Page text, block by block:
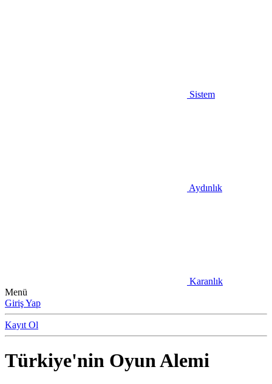
Sistem
Aydınlık
Karanlık
Menü
Giriş Yap
Kayıt Ol
Türkiye'nin Oyun Alemi